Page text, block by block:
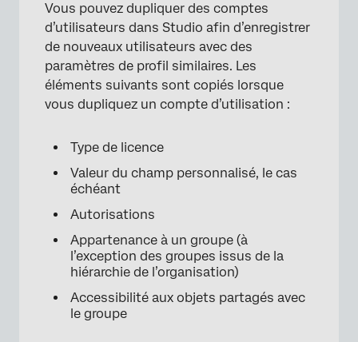
Vous pouvez dupliquer des comptes
d’utilisateurs dans Studio afin d’enregistrer
de nouveaux utilisateurs avec des
paramètres de profil similaires. Les
éléments suivants sont copiés lorsque
vous dupliquez un compte d’utilisation :
Type de licence
Valeur du champ personnalisé, le cas
échéant
Autorisations
Appartenance à un groupe (à
l’exception des groupes issus de la
hiérarchie de l’organisation)
Accessibilité aux objets partagés avec
le groupe